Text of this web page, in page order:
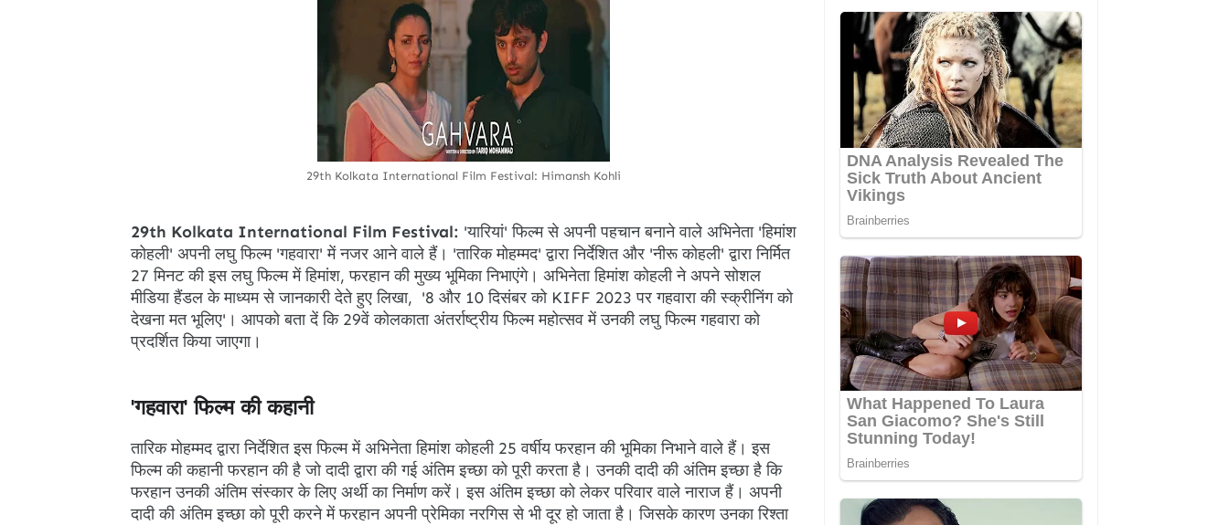
29th Kolkata International Film Festival: Himansh Kohli
29th Kolkata International Film Festival: 'यारियां' फिल्म से अपनी पहचान बनाने वाले अभिनेता 'हिमांश
कोहली' अपनी लघु फिल्म 'गहवारा' में नजर आने वाले हैं। 'तारिक मोहम्मद' द्वारा निर्देशित और 'नीरू कोहली' द्वारा निर्मित
27 मिनट की इस लघु फिल्म में हिमांश, फरहान की मुख्य भूमिका निभाएंगे। अभिनेता हिमांश कोहली ने अपने सोशल
मीडिया हैंडल के माध्यम से जानकारी देते हुए लिखा, '8 और 10 दिसंबर को KIFF 2023 पर गहवारा की स्क्रीनिंग को
देखना मत भूलिए'। आपको बता दें कि 29वें कोलकाता अंतर्राष्ट्रीय फिल्म महोत्सव में उनकी लघु फिल्म गहवारा को
प्रदर्शित किया जाएगा।
'गहवारा' फिल्म की कहानी
तारिक मोहम्मद द्वारा निर्देशित इस फिल्म में अभिनेता हिमांश कोहली 25 वर्षीय फरहान की भूमिका निभाने वाले हैं। इस
फिल्म की कहानी फरहान की है जो दादी द्वारा की गई अंतिम इच्छा को पूरी करता है। उनकी दादी की अंतिम इच्छा है कि
फरहान उनकी अंतिम संस्कार के लिए अर्थी का निर्माण करें। इस अंतिम इच्छा को लेकर परिवार वाले नाराज हैं। अपनी
दादी की अंतिम इच्छा को पूरी करने में फरहान अपनी प्रेमिका नरगिस से भी दूर हो जाता है। जिसके कारण उनका रिश्ता